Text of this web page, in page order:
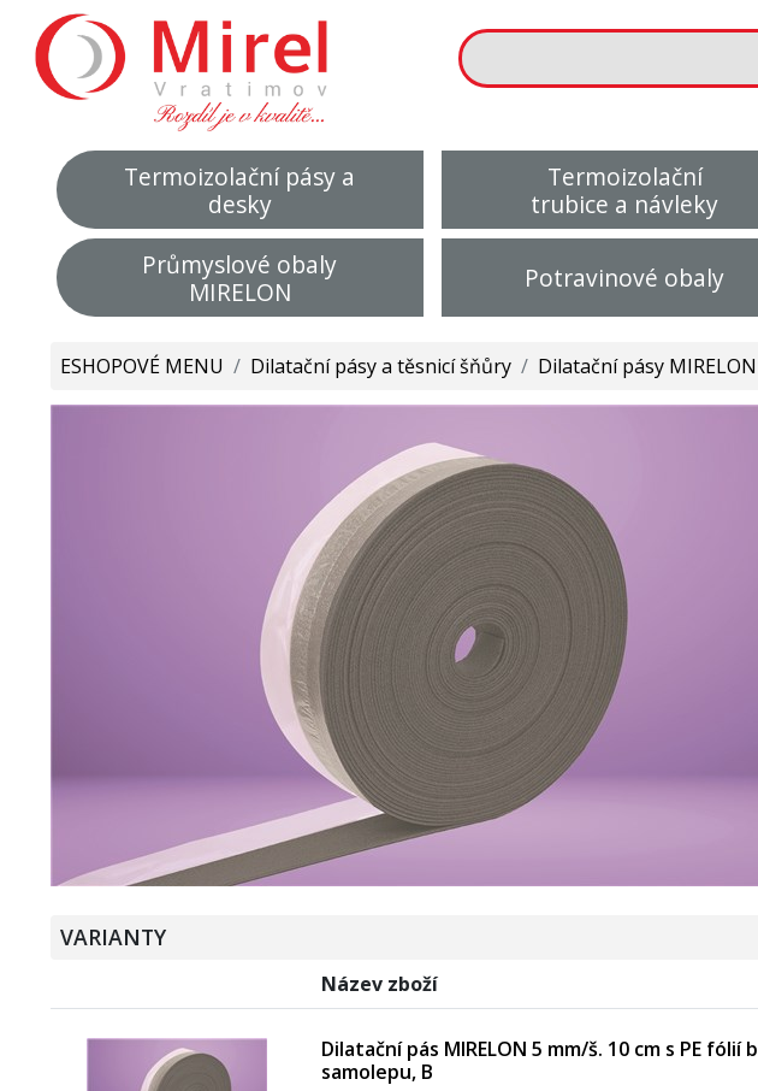
Termoizolační pásy a
desky
Termoizolační
trubice a návleky
Průmyslové obaly
MIRELON
Potravinové obaly
ESHOPOVÉ MENU / Dilatační pásy a těsnicí šňůry / Dilatační pásy MIRELON
VARIANTY
Název zboží
Dilatační pás MIRELON 5 mm/š. 10 cm s PE fólií
samolepu, B